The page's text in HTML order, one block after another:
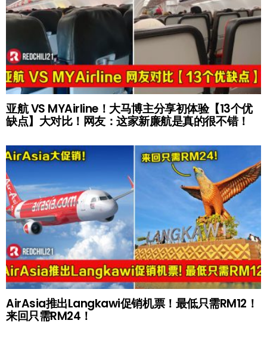
亚航 VS MYAirline！大马博主分享初体验【13个优
缺点】大对比！网友：这家新廉航是真的很不错！
AirAsia推出Langkawi促销机票！最低只需RM12！
来回只需RM24！